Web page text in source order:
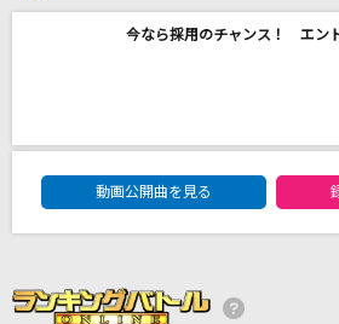
ピーターパン
安室奈美恵
今なら採用のチャンス！ エン
DAM★ともボーカルエントリ
動画公開曲を見る